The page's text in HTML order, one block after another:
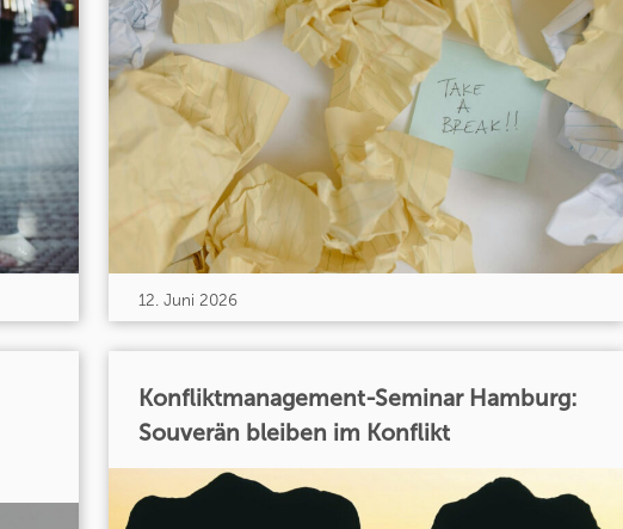
12. Juni 2026
Konfliktmanagement-Seminar Hamburg:
Souverän bleiben im Konflikt